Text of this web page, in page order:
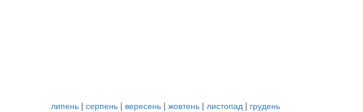
липень| серпень| вересень| жовтень| листопад| грудень